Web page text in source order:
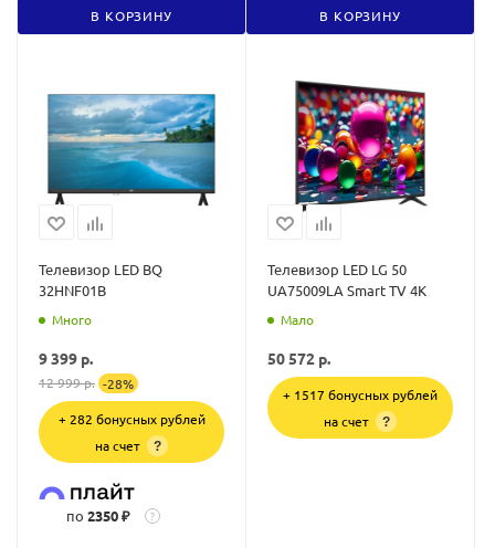
В КОРЗИНУ В КОРЗИНУ
Телевизор LED BQ
32HNF01B
Много
9 399 р.
12 999р. -28%
+ 282 бонусных рублей
на счет
?
по 2350 ₽ ?
Телевизор LED LG 50
UA75009LA Smart TV 4К
Мало
50 572 р.
+ 1517 бонусных рублей
на счет
?